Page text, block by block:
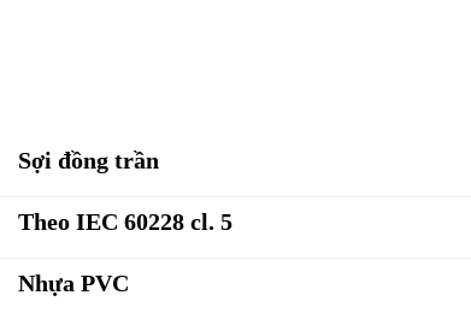
Sợi đồng trần
Theo IEC 60228 cl. 5
Nhựa PVC